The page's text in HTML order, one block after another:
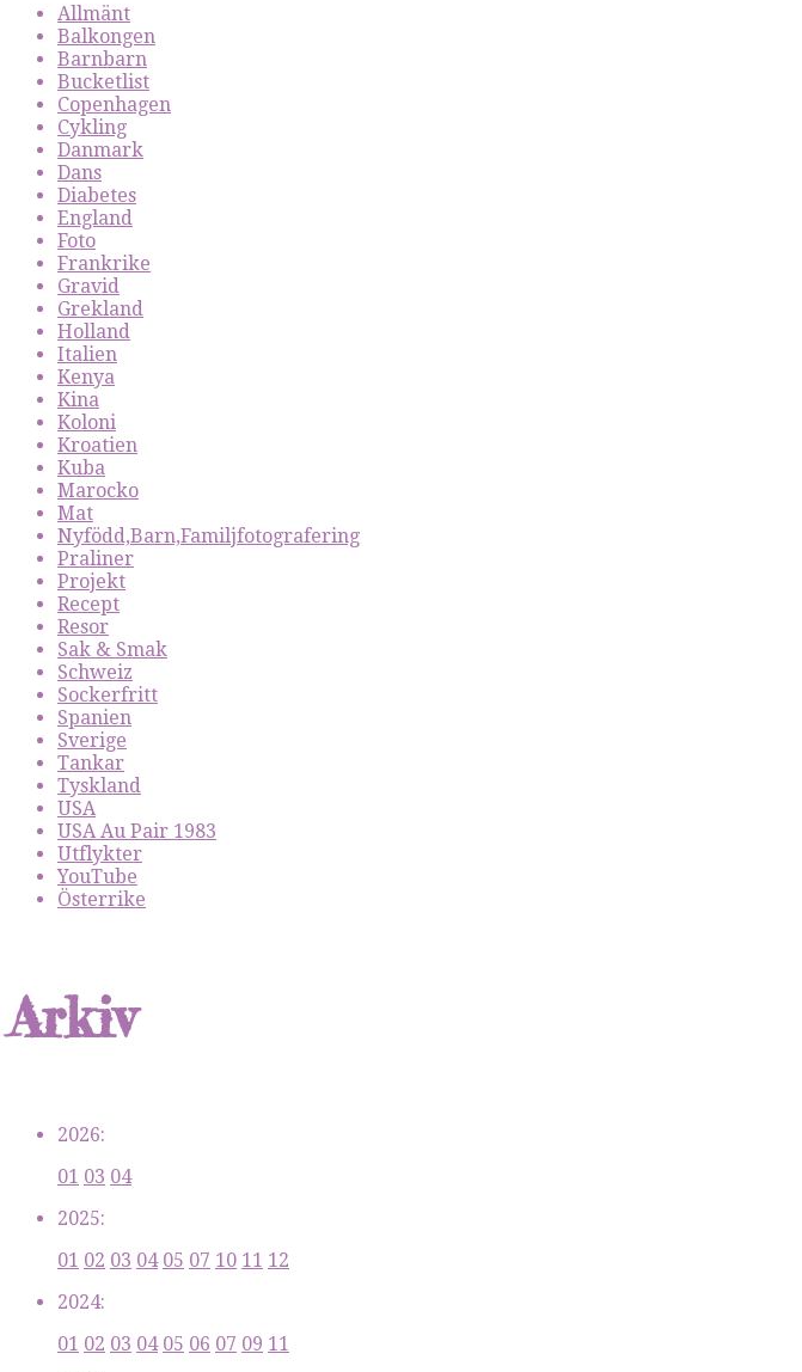
Allmänt
Balkongen
Barnbarn
Bucketlist
Copenhagen
Cykling
Danmark
Dans
Diabetes
England
Foto
Frankrike
Gravid
Grekland
Holland
Italien
Kenya
Kina
Koloni
Kroatien
Kuba
Marocko
Mat
Nyfödd,Barn,Familjfotografering
Praliner
Projekt
Recept
Resor
Sak & Smak
Schweiz
Sockerfritt
Spanien
Sverige
Tankar
Tyskland
USA
USA Au Pair 1983
Utflykter
YouTube
Österrike
Arkiv
2026:
01 03 04
2025:
01 02 03 04 05 07 10 11 12
2024:
01 02 03 04 05 06 07 09 11